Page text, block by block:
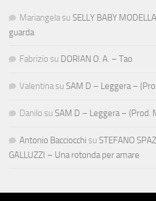
Mariangela su SELLY BABY
guarda
Fabrizio su DORIAN O. A. – Tao
Valentina su SAM D – Leggera –
Danilo su SAM D – Leggera – (Prod.
Antonio Bacciocchi su STEFANO
GALLUZZI – Una rotonda per amare